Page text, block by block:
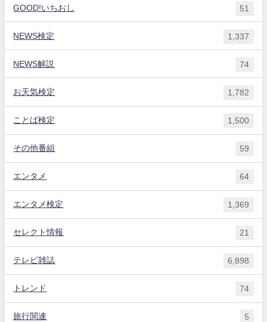
GOOD!いちおし 51
NEWS検定 1,337
NEWS解説 74
お天気検定 1,782
ことば検定 1,500
その他番組 59
エンタメ 64
エンタメ検定 1,369
セレクト情報 21
テレビ雑誌 6,898
トレンド 74
旅行関連 5